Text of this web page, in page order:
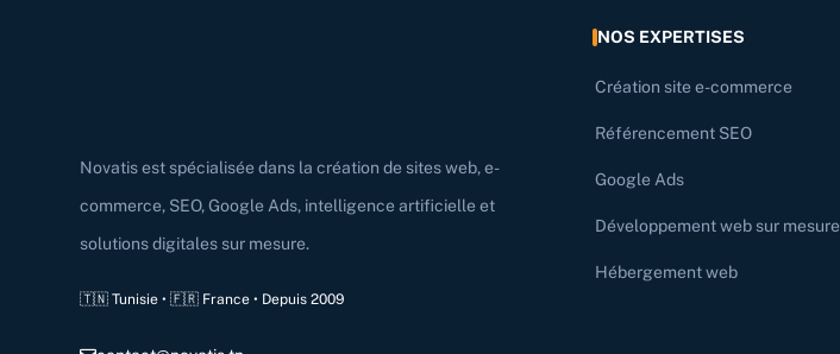
Novatis est spécialisée dans la création de sites web, e-
commerce, SEO, Google Ads, intelligence artificielle et
solutions digitales sur mesure.
🇹🇳 Tunisie • 🇫🇷 France • Depuis 2009
NOS EXPERTISES
Création site e-commerce
Référencement SEO
Google Ads
Développement web sur mesure
Hébergement web